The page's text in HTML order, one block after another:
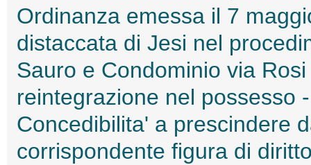
Ordinanza emessa il 7
distaccata di Jesi nel
Sauro e Condominio via
reintegrazione nel possesso
Concedibilita' a prescindere
corrispondente figura di